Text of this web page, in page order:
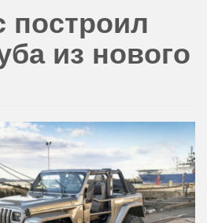
построил
из нового